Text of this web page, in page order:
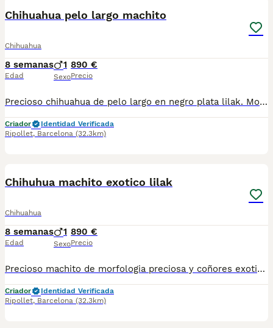
Chihuahua pelo largo machito
Chihuahua
8 semanas
Edad
1
Sexo
890 €
Precio
Precioso chihuahua de pelo largo en negro plata lilak. Morfologia preciosa. Se entrega con toda su documentación al dia. Telef 630714585 . Es el de la foto
Criador
Identidad Verificada
Ripollet, Barcelona (32.3km)
Chihuhua machito exotico lilak
Chihuahua
8 semanas
Edad
1
Sexo
890 €
Precio
Precioso machito de morfologia preciosa y coñores exoticos. Se entrega con toda su documentación al dia. Es el de la Foto. 630714585
Criador
Identidad Verificada
Ripollet, Barcelona (32.3km)